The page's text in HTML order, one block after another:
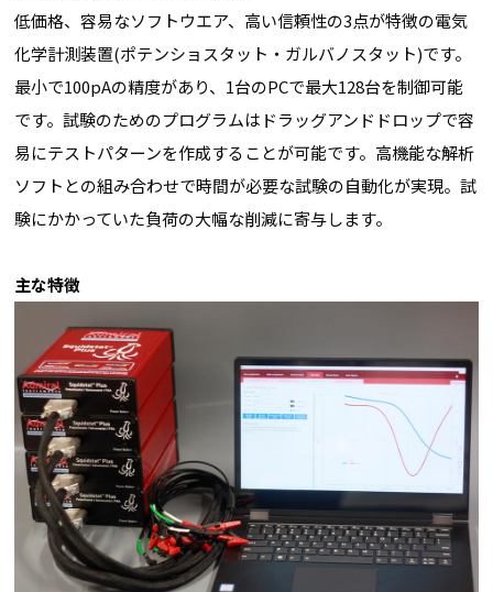
低価格、容易なソフトウエア、高い信頼性の3点が特徴の電気
化学計測装置(ポテンショスタット・ガルバノスタット)です。
最小で100pAの精度があり、1台のPCで最大128台を制御可能
です。試験のためのプログラムはドラッグアンドドロップで容
易にテストパターンを作成することが可能です。高機能な解析
ソフトとの組み合わせで時間が必要な試験の自動化が実現。試
験にかかっていた負荷の大幅な削減に寄与します。
主な特徴